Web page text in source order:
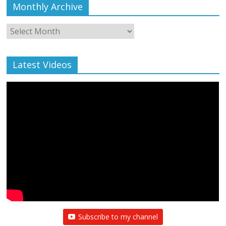
Monthly Archive
Monthly
Archive
Latest Videos
Subscribe to my channel